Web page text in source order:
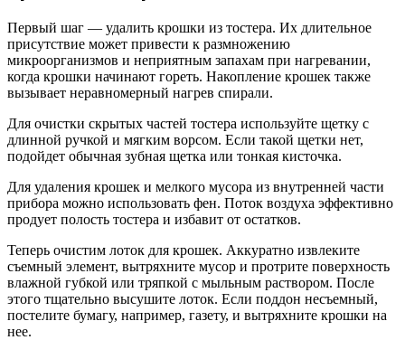
Первый шаг — удалить крошки из тостера. Их длительное
присутствие может привести к размножению
микроорганизмов и неприятным запахам при нагревании,
когда крошки начинают гореть. Накопление крошек также
вызывает неравномерный нагрев спирали.
Для очистки скрытых частей тостера используйте щетку с
длинной ручкой и мягким ворсом. Если такой щетки нет,
подойдет обычная зубная щетка или тонкая кисточка.
Для удаления крошек и мелкого мусора из внутренней части
прибора можно использовать фен. Поток воздуха эффективно
продует полость тостера и избавит от остатков.
Теперь очистим лоток для крошек. Аккуратно извлеките
съемный элемент, вытряхните мусор и протрите поверхность
влажной губкой или тряпкой с мыльным раствором. После
этого тщательно высушите лоток. Если поддон несъемный,
постелите бумагу, например, газету, и вытряхните крошки на
нее.